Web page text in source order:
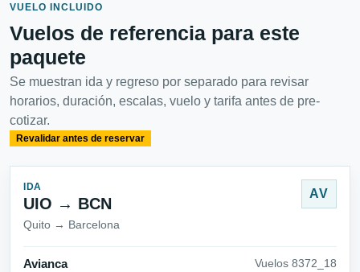
VUELO INCLUIDO
Vuelos de referencia para este
paquete
Se muestran ida y regreso por separado para revisar
horarios, duración, escalas, vuelo y tarifa antes de pre-
cotizar.
Revalidar antes de reservar
IDA
UIO → BCN
Quito → Barcelona
AV
Avianca Vuelos 8372_18